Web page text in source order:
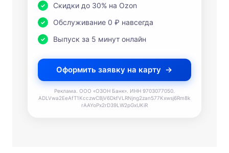
Скидки до 30% на Ozon
Обслуживание 0 ₽ навсегда
Выпуск за 5 минут онлайн
Оформить заявку на карту
Реклама. ООО «ОЗОН Банк». ИНН 9703077050.
ADLVwa2EeAfT1KcczwC8jV6DkfVLRNjng2zan577Kxwsj6Rm8k
rAAYoPx2rD39LW2pGxUKiR